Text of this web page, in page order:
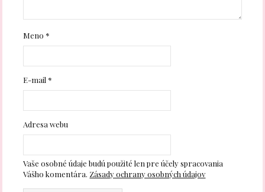
Meno*
E-mail*
Adresa webu
Vaše osobné údaje budú použité len pre účely spracovania
Vášho komentára. Zásady ochrany osobných údajov